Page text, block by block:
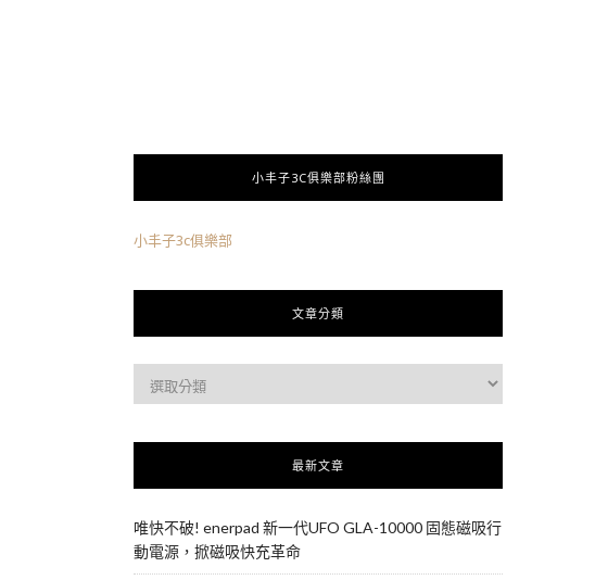
小丰子3C俱樂部粉絲團
小丰子3c俱樂部
文章分類
最新文章
唯快不破! enerpad 新一代UFO GLA-10000 固態磁吸行
動電源，掀磁吸快充革命